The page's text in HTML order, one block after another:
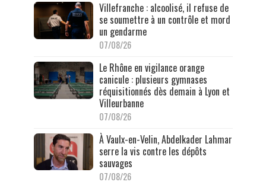
Villefranche : alcoolisé, il refuse de
se soumettre à un contrôle et mord
un gendarme
07/08/26
Le Rhône en vigilance orange
canicule : plusieurs gymnases
réquisitionnés dès demain à Lyon et
Villeurbanne
07/08/26
À Vaulx-en-Velin, Abdelkader Lahmar
serre la vis contre les dépôts
sauvages
07/08/26